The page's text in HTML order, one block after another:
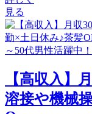
見る
【高収入】
溶接や機械